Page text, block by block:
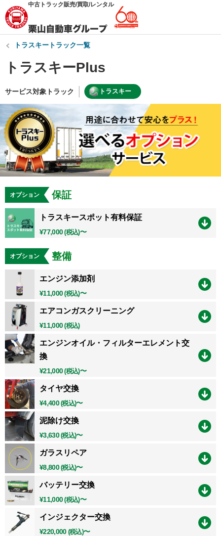
中古トラック販売/買取/レンタル
トラスキートラック一覧
トラスキーPlus
サービス対象トラック トラスキー
オプション 保証
トラスキースポット有料保証
¥77,000(税込)〜
オプション 整備
エンジン添加剤
¥11,000(税込)〜
エアコンガスクリーニング
¥11,000(税込)
エンジンオイル・フィルターエレメント交
換
¥21,000(税込)〜
タイヤ交換
¥4,400(税込)〜
泥除け交換
¥3,630(税込)〜
ガラスリペア
¥8,800(税込)〜
バッテリー交換
¥11,000(税込)〜
インジェクター交換
¥220,000(税込)〜